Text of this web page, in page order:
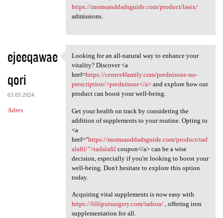
https://momsanddadsguide.com/product/lasix/
admissions.
ejeeqawae
qori
03.03.2024
Adres
Looking for an all-natural
Looking for an all-natural way to enhance your
vitality? Discover <a
href=https://center4family.com/prednisone-no-
prescription/>prednisone</a>and explore how our
product can boost your well-being.
Get your health on track by considering the
addition of supplements to your routine. Opting to
<a
href="https://momsanddadsguide.com/product/tad
alafil/">tadalafil coupon</a> can be a wise
decision, especially if you're looking to boost your
well-being. Don't hesitate to explore this option
today.
Acquiring vital supplements is now easy with
https://lilliputsurgery.com/tadora/, offering iron
supplementation for all.